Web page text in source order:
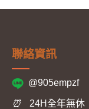
聯絡資訊
@905empzf
⏰ 24H全年無休